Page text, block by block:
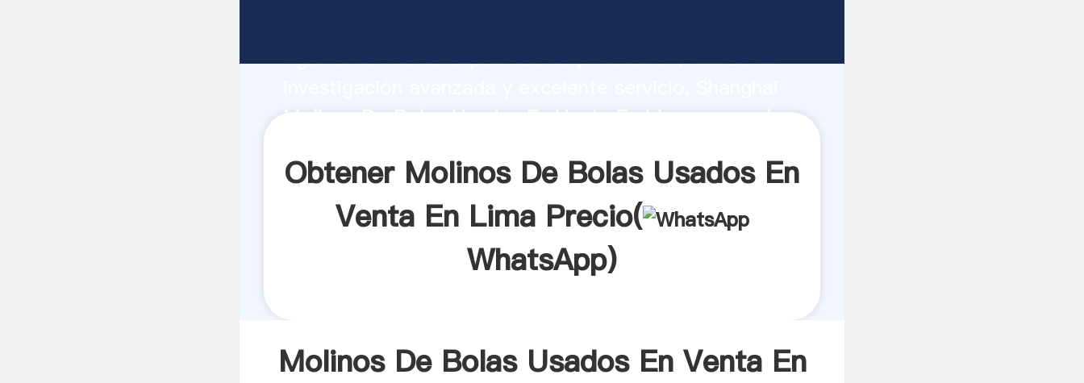
Agarrando fuerte capacidad de producción, fuerza de
Molinos De Bolas Usados En Venta En Lima proveedor
Obtener Molinos De Bolas Usados En
Venta En Lima Precio(
WhatsApp)
Molinos De Bolas Usados En Venta En